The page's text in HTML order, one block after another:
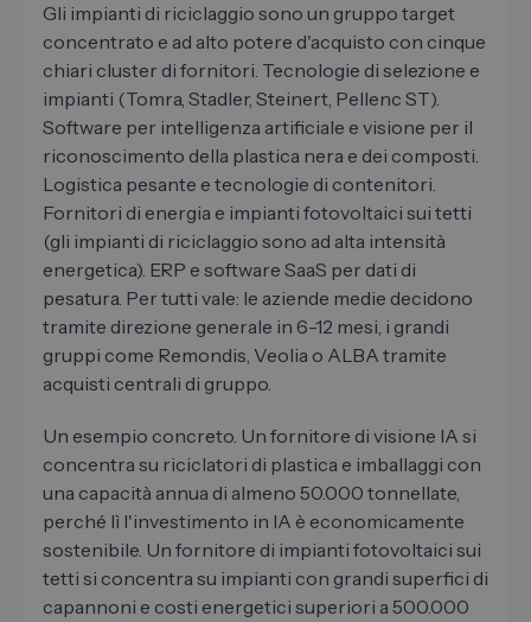
Gli impianti di riciclaggio sono un gruppo target
concentrato e ad alto potere d'acquisto con cinque
chiari cluster di fornitori. Tecnologie di selezione e
impianti (Tomra, Stadler, Steinert, Pellenc ST).
Software per intelligenza artificiale e visione per il
riconoscimento della plastica nera e dei composti.
Logistica pesante e tecnologie di contenitori.
Fornitori di energia e impianti fotovoltaici sui tetti
(gli impianti di riciclaggio sono ad alta intensità
energetica). ERP e software SaaS per dati di
pesatura. Per tutti vale: le aziende medie decidono
tramite direzione generale in 6-12 mesi, i grandi
gruppi come Remondis, Veolia o ALBA tramite
acquisti centrali di gruppo.
Un esempio concreto. Un fornitore di visione IA si
concentra su riciclatori di plastica e imballaggi con
una capacità annua di almeno 50.000 tonnellate,
perché lì l'investimento in IA è economicamente
sostenibile. Un fornitore di impianti fotovoltaici sui
tetti si concentra su impianti con grandi superfici di
capannoni e costi energetici superiori a 500.000